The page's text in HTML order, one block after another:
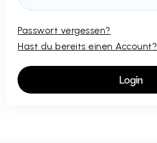
Passwort vergessen?
Hast du bereits einen Account?